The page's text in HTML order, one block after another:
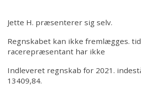
Jette H. præsenterer sig selv.
Regnskabet kan ikke fremlægges.
racerepræsentant har ikke
Indleveret regnskab for 2021.
13409,84.